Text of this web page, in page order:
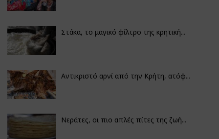
Στάκα, το μαγικό φίλτρο της κρητική...
Αντικριστό αρνί από την Κρήτη, ατόφ...
Νεράτες, οι πιο απλές πίτες της ζωή...